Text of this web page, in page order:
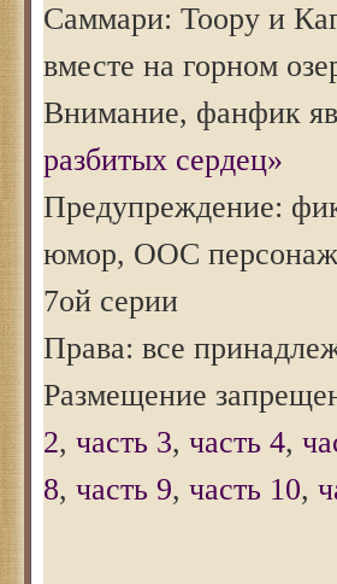
Саммари: Тоору и
вместе на горном
Внимание, фанфик
разбитых сердец»
Предупреждение:
юмор, ООС
7ой серии
Права: все
Размещение
2, часть 3, часть 4,
8, часть 9, часть 10,